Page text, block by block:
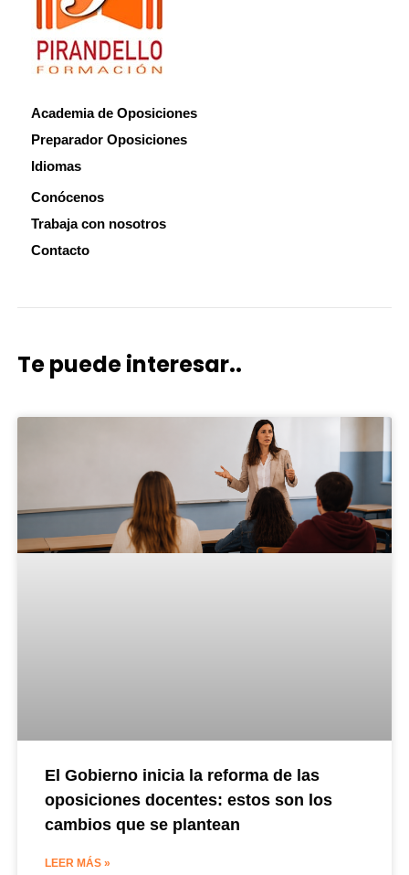
Academia de Oposiciones
Preparador Oposiciones
Idiomas
Conócenos
Trabaja con nosotros
Contacto
Te puede interesar..
El Gobierno inicia la reforma de las
oposiciones docentes: estos son los
cambios que se plantean
LEER MÁS »